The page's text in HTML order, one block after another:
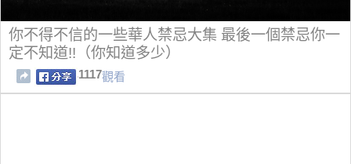
你不得不信的一些華人禁忌大集 最後一個禁忌你一
定不知道!!（你知道多少）
1117觀看